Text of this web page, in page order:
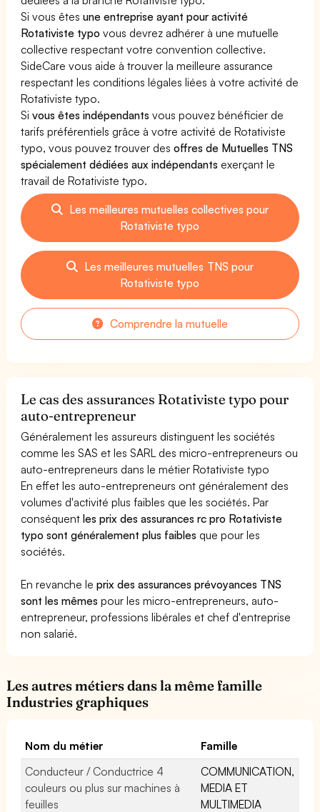
Si vous êtesune entreprise ayant pour activité
Rotativiste typo vous devrez adhérer à une mutuelle
collective respectant votre convention collective.
SideCare vous aide à trouver la meilleure assurance
respectant les conditions légales liées à votre activité de
Rotativiste typo.
Sivous êtes indépendants vous pouvez bénéficier de
tarifs préférentiels grâce à votre activité de Rotativiste
typo, vous pouvez trouver desoffres de Mutuelles TNS
spécialement dédiées aux indépendants exerçant le
travail de Rotativiste typo.
Les meilleures mutuelles collectives pour
Rotativiste typo
Les meilleures mutuelles TNS pour
Rotativiste typo
Comprendre la mutuelle
Le cas des assurances Rotativiste typo pour
auto-entrepreneur
Généralement les assureurs distinguent les sociétés
comme les SAS et les SARL des micro-entrepreneurs ou
auto-entrepreneurs dans le métier Rotativiste typo
En effet les auto-entrepreneurs ont généralement des
volumes d'activité plus faibles que les sociétés. Par
conséquentles prix des assurances rc pro Rotativiste
typo sont généralement plus faibles que pour les
sociétés.
En revanche leprix des assurances prévoyances TNS
sont les mêmes pour les micro-entrepreneurs, auto-
entrepreneur, professions libérales et chef d'entreprise
non salarié.
Les autres métiers dans la même famille
Industries graphiques
Nom du métier
Famille
Conducteur / Conductrice 4
couleurs ou plus sur machines à
feuilles
COMMUNICATION,
MEDIA ET
MULTIMEDIA